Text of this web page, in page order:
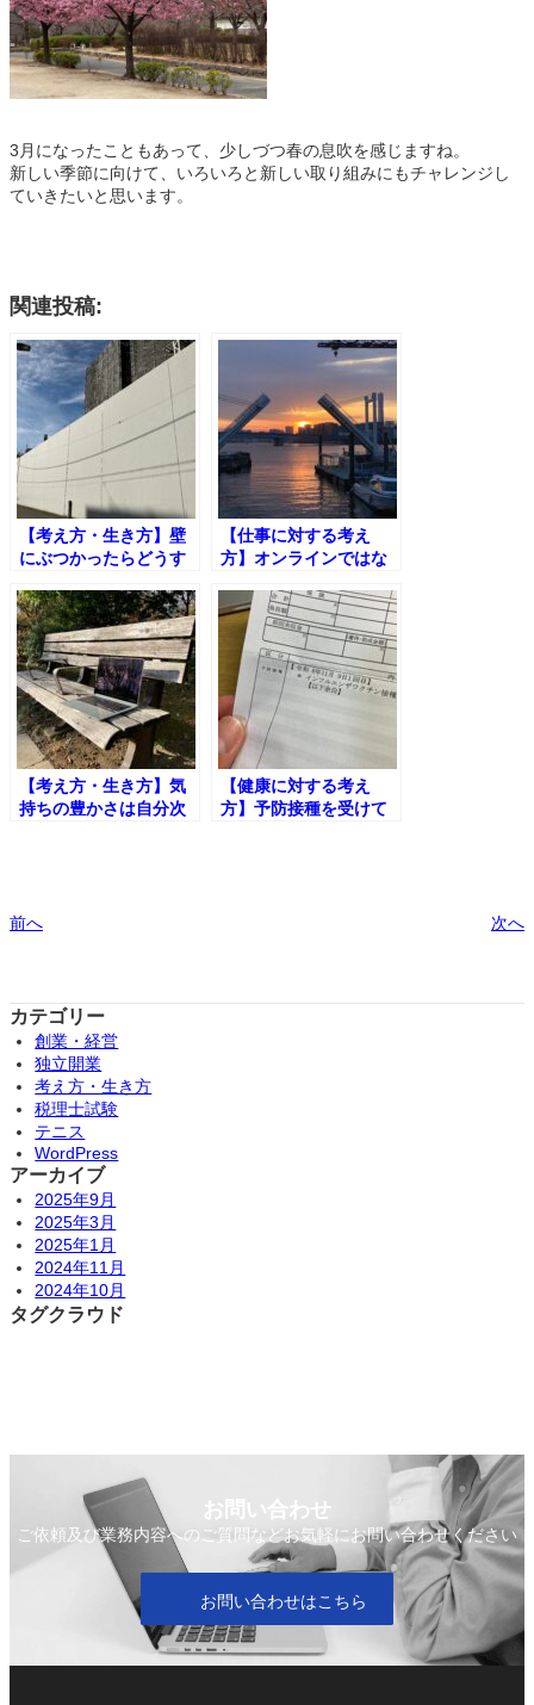
3月になったこともあって、少しづつ春の息吹を感じますね。
新しい季節に向けて、いろいろと新しい取り組みにもチャレンジし
ていきたいと思います。
関連投稿:
【考え方・生き方】壁
にぶつかったらどうす
【仕事に対する考え
方】オンラインではな
うことの良さ
【考え方・生き方】気
持ちの豊かさは自分次
【健康に対する考え
方】予防接種を受けて
前へ 次へ
カテゴリー
創業・経営
独立開業
考え方・生き方
税理士試験
テニス
WordPress
アーカイブ
2025年9月
2025年3月
2025年1月
2024年11月
2024年10月
タグクラウド
お問い合わせ
ご依頼及び業務内容へのご質問などお気軽にお問い合わせください
お問い合わせはこちら